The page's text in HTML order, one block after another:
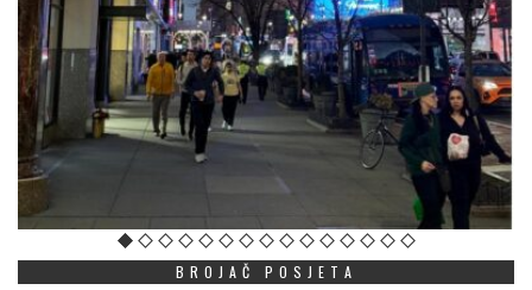
BROJAČ POSJETA